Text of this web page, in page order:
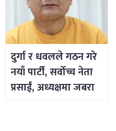
दुर्गा र धवलले गठन गरे
नयाँ पार्टी, सर्वोच्च नेता
प्रसाईं, अध्यक्षमा जबरा